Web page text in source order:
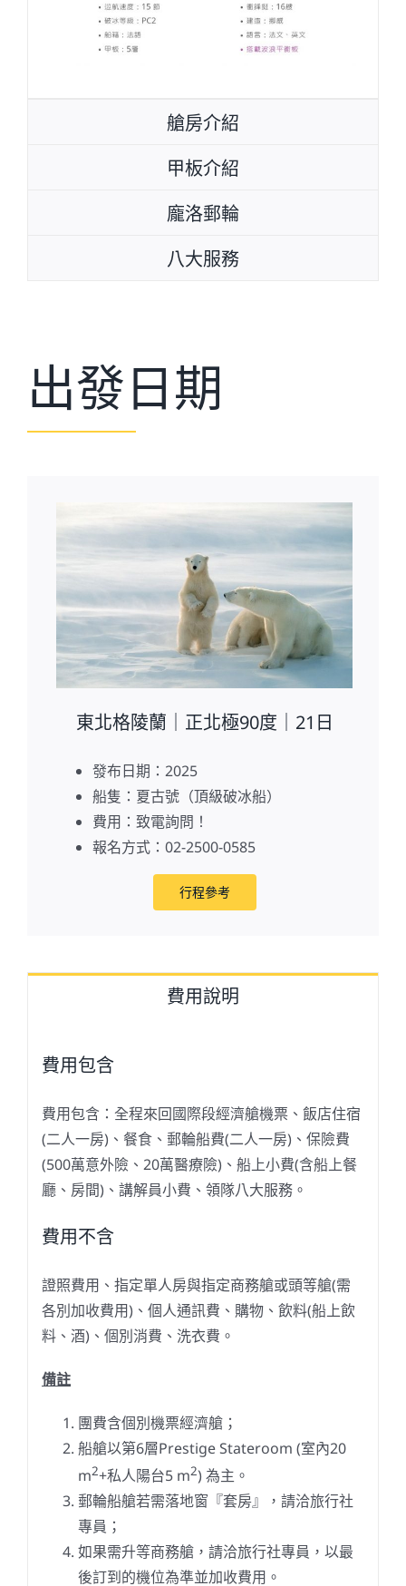
艙房介紹
甲板介紹
龐洛郵輪
八大服務
出發日期
東北格陵蘭｜正北極90度｜21日
發布日期：2025
船隻：夏古號（頂級破冰船）
費用：致電詢問！
報名方式：02-2500-0585
行程參考
費用說明
費用包含
費用包含：全程來回國際段經濟艙機票、飯店住宿
(二人一房)、餐食、郵輪船費(二人一房)、保險費
(500萬意外險、20萬醫療險)、船上小費(含船上餐
廳、房間)、講解員小費、 領隊八大服務。
費用不含
證照費用、指定單人房與指定商務艙或頭等艙(需
各別加收費用)、個人通訊費、購物、飲料(船上飲
料、酒)、個別消費、洗衣費。
備註
團費含個別機票經濟艙；
船艙以第6層Prestige Stateroom (室內20
m2+私人陽台5 m2) 為主。
郵輪船艙若需落地窗『套房』，請洽旅行社
專員；
如果需升等商務艙，請洽旅行社專員，以最
後訂到的機位為準並加收費用。